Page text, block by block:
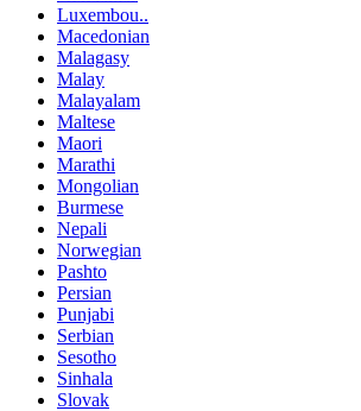
Luxembou..
Macedonian
Malagasy
Malay
Malayalam
Maltese
Maori
Marathi
Mongolian
Burmese
Nepali
Norwegian
Pashto
Persian
Punjabi
Serbian
Sesotho
Sinhala
Slovak